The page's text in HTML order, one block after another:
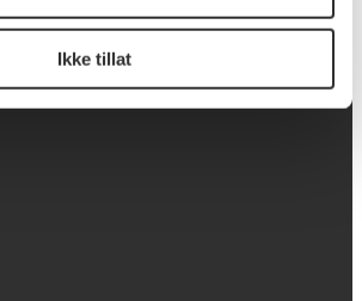
Ikke tillat